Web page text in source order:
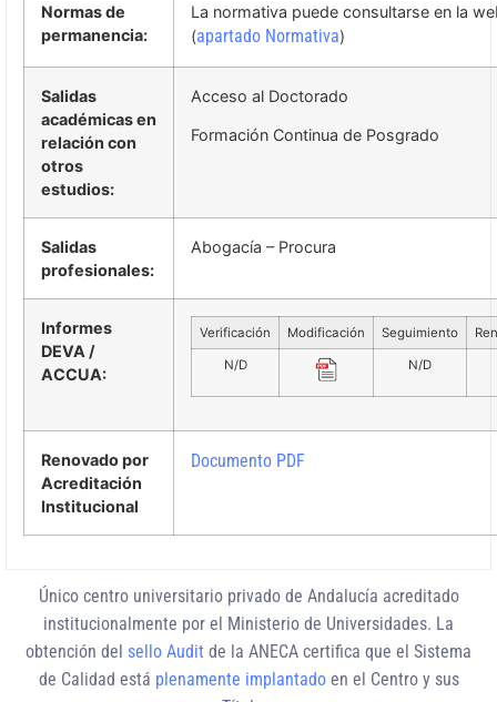
Normas de
permanencia:
La normativa puede consultarse en la
(apartado Normativa)
Salidas
académicas en
relación con
otros
estudios:
Acceso al Doctorado
Formación Continua de Posgrado
Salidas
profesionales:
Abogacía – Procura
Informes
DEVA /
ACCUA:
Verificación Modificación Seguimiento
N/D N/D
Renovado por
Acreditación
Institucional
Documento PDF
Único centro universitario privado de Andalucía acreditado
institucionalmente por el Ministerio de Universidades. La
obtención del sello Audit de la ANECA certifica que el Sistema
de Calidad está plenamente implantadoen el Centro y sus